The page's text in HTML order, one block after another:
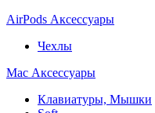
AirPods Аксессуары
Чехлы
Mac Аксессуары
Клавиатуры, Мышки